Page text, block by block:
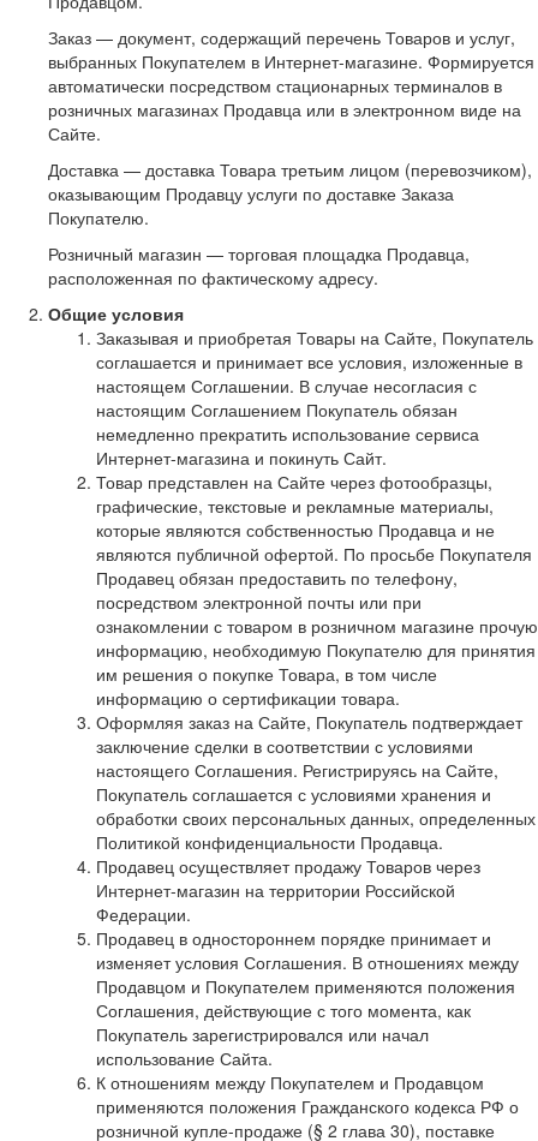
Заказ — документ, содержащий перечень Товаров и услуг,
выбранных Покупателем в Интернет-магазине. Формируется
автоматически посредством стационарных терминалов в
розничных магазинах Продавца или в электронном виде на
Сайте.
Доставка — доставка Товара третьим лицом (перевозчиком),
оказывающим Продавцу услуги по доставке Заказа
Покупателю.
Розничный магазин — торговая площадка Продавца,
расположенная по фактическому адресу.
Общие условия
Заказывая и приобретая Товары на Сайте, Покупатель
соглашается и принимает все условия, изложенные в
настоящем Соглашении. В случае несогласия с
настоящим Соглашением Покупатель обязан
немедленно прекратить использование сервиса
Интернет-магазина и покинуть Сайт.
Товар представлен на Сайте через фотообразцы,
графические, текстовые и рекламные материалы,
которые являются собственностью Продавца и не
являются публичной офертой. По просьбе Покупателя
Продавец обязан предоставить по телефону,
посредством электронной почты или при
ознакомлении с товаром в розничном магазине прочую
информацию, необходимую Покупателю для принятия
им решения о покупке Товара, в том числе
информацию о сертификации товара.
Оформляя заказ на Сайте, Покупатель подтверждает
заключение сделки в соответствии с условиями
настоящего Соглашения. Регистрируясь на Сайте,
Покупатель соглашается с условиями хранения и
обработки своих персональных данных, определенных
Политикой конфиденциальности Продавца.
Продавец осуществляет продажу Товаров через
Интернет-магазин на территории Российской
Федерации.
Продавец в одностороннем порядке принимает и
изменяет условия Соглашения. В отношениях между
Продавцом и Покупателем применяются положения
Соглашения, действующие с того момента, как
Покупатель зарегистрировался или начал
использование Сайта.
К отношениям между Покупателем и Продавцом
применяются положения Гражданского кодекса РФ о
розничной купле-продаже (§ 2 глава 30), поставке